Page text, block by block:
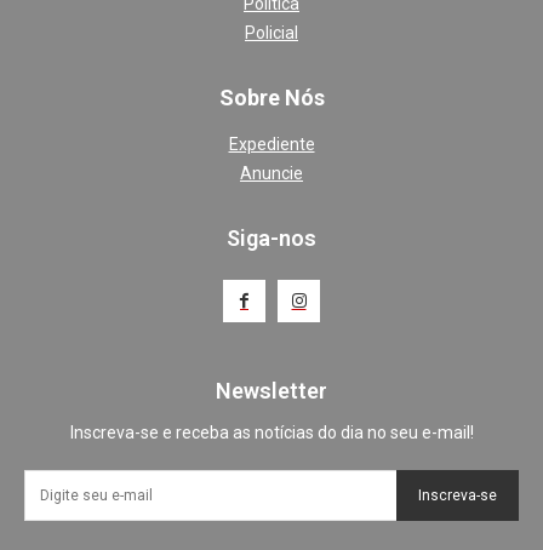
Policial
Sobre Nós
Expediente
Anuncie
Siga-nos
Newsletter
Inscreva-se e receba as notícias do dia no seu e-mail!
Inscreva-se